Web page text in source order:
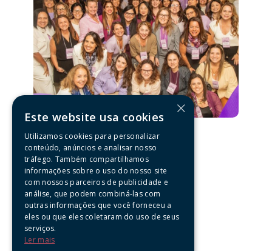
Voltar
×
Este website usa cookies
Utilizamos cookies para personalizar
conteúdo, anúncios e analisar nosso
tráfego. Também compartilhamos
informações sobre o uso do nosso site
com nossos parceiros de publicidade e
análise, que podem combiná-las com
outras informações que você forneceu a
eles ou que eles coletaram do uso de seus
serviços.
Ler mais